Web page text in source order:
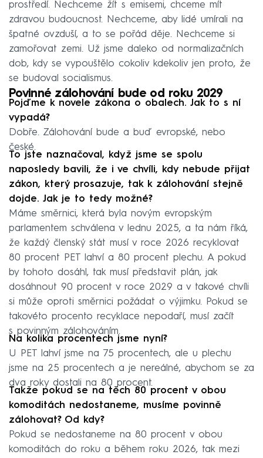
prostředí. Nechceme žít s emisemi, chceme mít
zdravou budoucnost. Nechceme, aby lidé umírali na
špatné ovzduší, a to se pořád děje. Nechceme si
zamořovat zemi. Už jsme daleko od normalizačních
dob, kdy se vypouštělo cokoliv kdekoliv jen proto, že
se budoval socialismus.
Povinné zálohování bude od roku 2029
Pojďme k novele zákona o obalech. Jak to s ní
vypadá?
Dobře. Zálohování bude a buď evropské, nebo
české.
To jste naznačoval, když jsme se spolu
naposledy bavili, že i ve chvíli, kdy nebude přijat
zákon, který prosazuje, tak k zálohování stejně
dojde. Jak je to tedy možné?
Máme směrnici, která byla novým evropským
parlamentem schválena v lednu 2025, a ta nám říká,
že každý členský stát musí v roce 2026 recyklovat
80 procent PET lahví a 80 procent plechu. A pokud
by tohoto dosáhl, tak musí představit plán, jak
dosáhnout 90 procent v roce 2029 a v takové chvíli
si může oproti směrnici požádat o výjimku. Pokud se
takovéto procento recyklace nepodaří, musí začít
s povinným zálohováním.
Na kolika procentech jsme nyní?
U PET lahví jsme na 75 procentech, ale u plechu
jsme na 25 procentech a je nereálné, abychom se za
dva roky dostali na 80 procent.
Takže pokud se na těch 80 procent v obou
komoditách nedostaneme, musíme povinně
zálohovat? Od kdy?
Pokud se nedostaneme na 80 procent v obou
komoditách do roku a během roku 2026, tak mezi